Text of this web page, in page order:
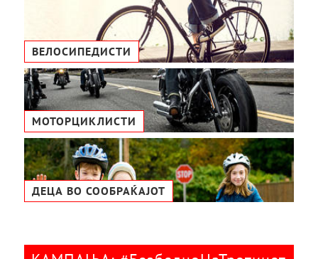
ВЕЛОСИПЕДИСТИ
МОТОРЦИКЛИСТИ
ДЕЦА ВО СООБРАЌАЈОТ